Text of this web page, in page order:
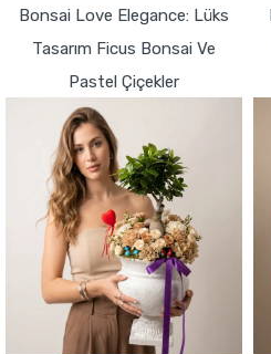
Bonsai Love Elegance: Lüks
Tasarım Ficus Bonsai Ve
Pastel Çiçekler